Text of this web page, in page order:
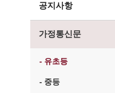
공지사항
가정통신문
- 유초등
- 중등